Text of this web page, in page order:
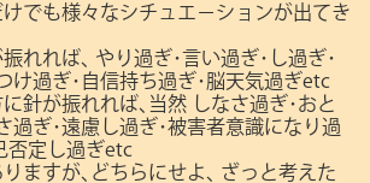
でも様々なシチュエ－ションが出てき
れれば､
やり過ぎ･言い過ぎ･し過ぎ･
け過ぎ･自信持ち過ぎ･脳天気過ぎetc
針が振れれば､当然 しなさ過ぎ･おと
過ぎ･遠慮し過ぎ･被害者意識になり過
否定し過ぎetc
ますが､どちらにせよ､
ざっと考えた